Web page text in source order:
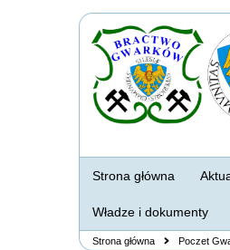
Strona główna
Władze i dokumenty
Strona główna Poczet